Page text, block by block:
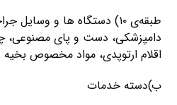
طبقه‌ی ۱۰) دستگاه ها و
دامپزشکی، دست و پای مصنوعی،
اقلام ارتوپدی، مواد مخصوص بخیه
ب)دسته خدمات